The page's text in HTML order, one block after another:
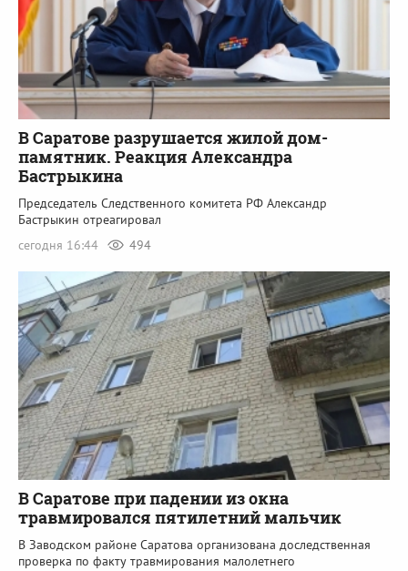
В Саратове разрушается жилой дом-
памятник. Реакция Александра
Бастрыкина
Председатель Следственного комитета РФ Александр
Бастрыкин отреагировал
сегодня 16:44
494
В Саратове при падении из окна
травмировался пятилетний мальчик
В Заводском районе Саратова организована доследственная
проверка по факту травмирования малолетнего